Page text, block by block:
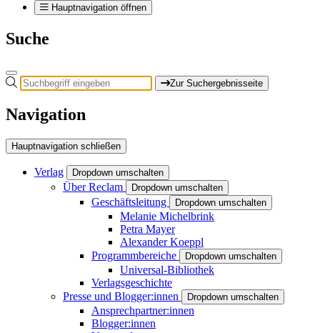
Hauptnavigation öffnen
Suche
Zur Suchergebnisseite
Navigation
Hauptnavigation schließen
Verlag Dropdown umschalten
Über Reclam Dropdown umschalten
Geschäftsleitung Dropdown umschalten
Melanie Michelbrink
Petra Mayer
Alexander Koeppl
Programmbereiche
Dropdown umschalten
Universal-Bibliothek
Verlagsgeschichte
Presse und Blogger:innen
Dropdown umschalten
Ansprechpartner:innen
Blogger:innen